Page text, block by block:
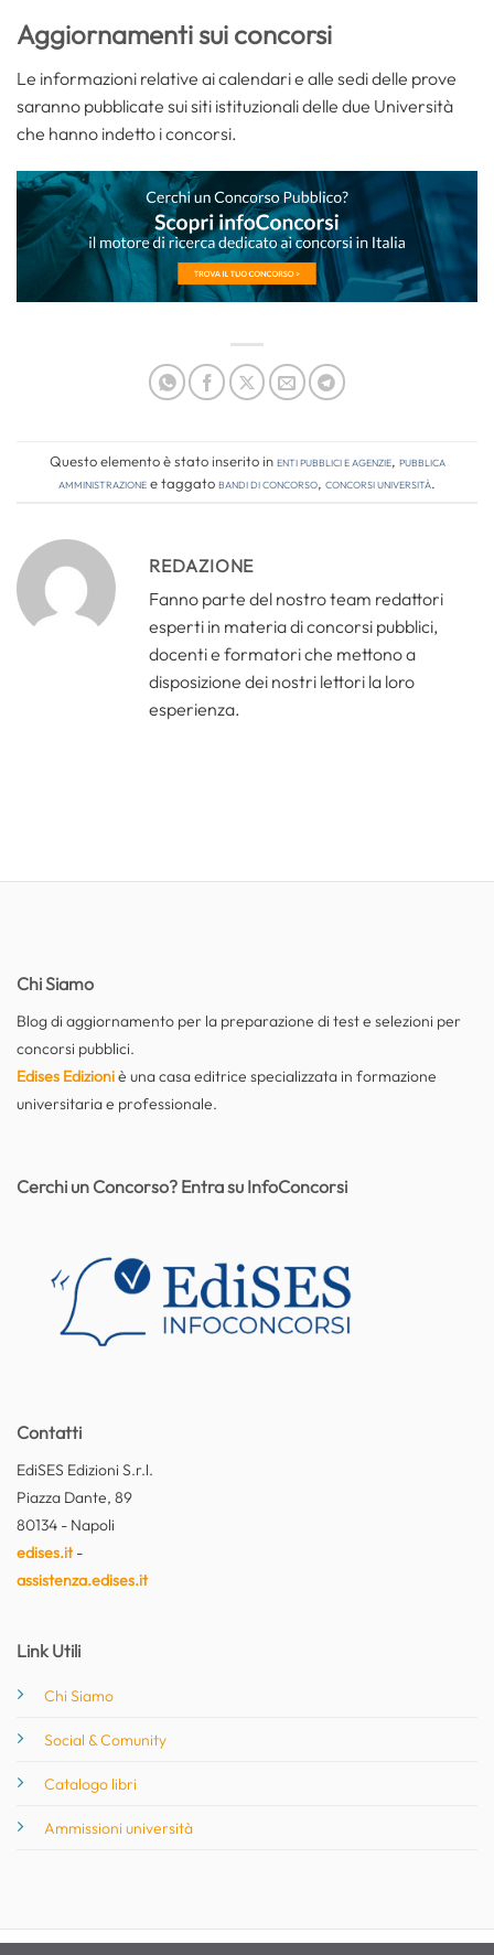
Aggiornamenti sui concorsi
Le informazioni relative ai calendari e alle sedi delle prove
saranno pubblicate sui siti istituzionali delle due Università
che hanno indetto i concorsi.
Questo elemento è stato inserito inEnti pubblici e agenzie, Pubblica
amministrazionee taggatobandi di concorso, concorsi università.
REDAZIONE
Fanno parte del nostro team redattori
esperti in materia di concorsi pubblici,
docenti e formatori che mettono a
disposizione dei nostri lettori la loro
esperienza.
Chi Siamo
Blog di aggiornamento per la preparazione di test e selezioni per
concorsi pubblici.
Edises Edizioniè una casa editrice specializzata in formazione
universitaria e professionale.
Contatti
EdiSES Edizioni S.r.l.
Piazza Dante, 89
80134 - Napoli
edises.it-
assistenza.edises.it
Link Utili
Chi Siamo
Social & Comunity
Catalogo libri
Ammissioni università
Cerchi un Concorso? Entra su InfoConcorsi